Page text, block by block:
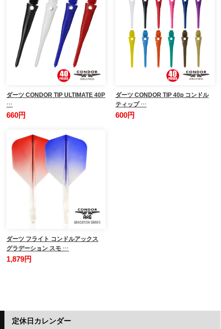
ダーツ CONDOR TIP ULTIMATE 40P
…
660円
ダーツ CONDOR TIP 40p コンドル
ティップ …
600円
ダーツ フライト コンドルアックス
グラデーション スモ …
1,879円
定休日カレンダー